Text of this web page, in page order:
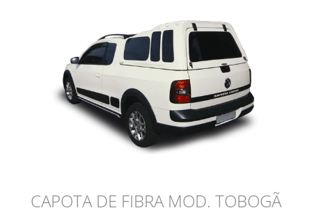
CAPOTA DE FIBRA MOD. TOBOGÃ